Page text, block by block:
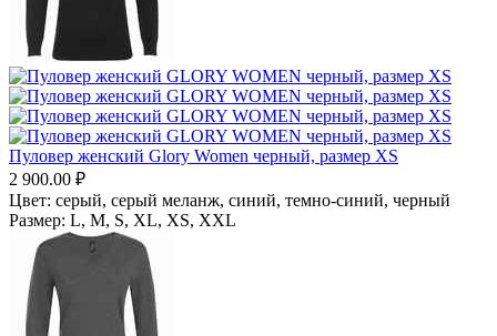
Пуловер женский Glory Women черный, размер XS
2 900.00 ₽
Цвет: серый, серый меланж, синий, темно-синий, черный
Размер: L, M, S, XL, XS, XXL